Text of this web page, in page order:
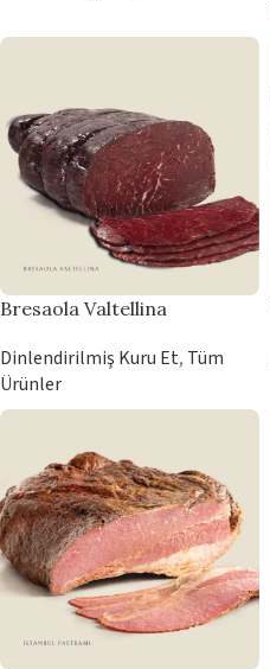
Bresaola Valtellina
Dinlendirilmiş Kuru Et, Tüm
Ürünler